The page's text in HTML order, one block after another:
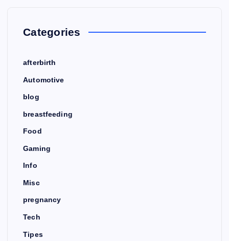
Categories
afterbirth
Automotive
blog
breastfeeding
Food
Gaming
Info
Misc
pregnancy
Tech
Tipes